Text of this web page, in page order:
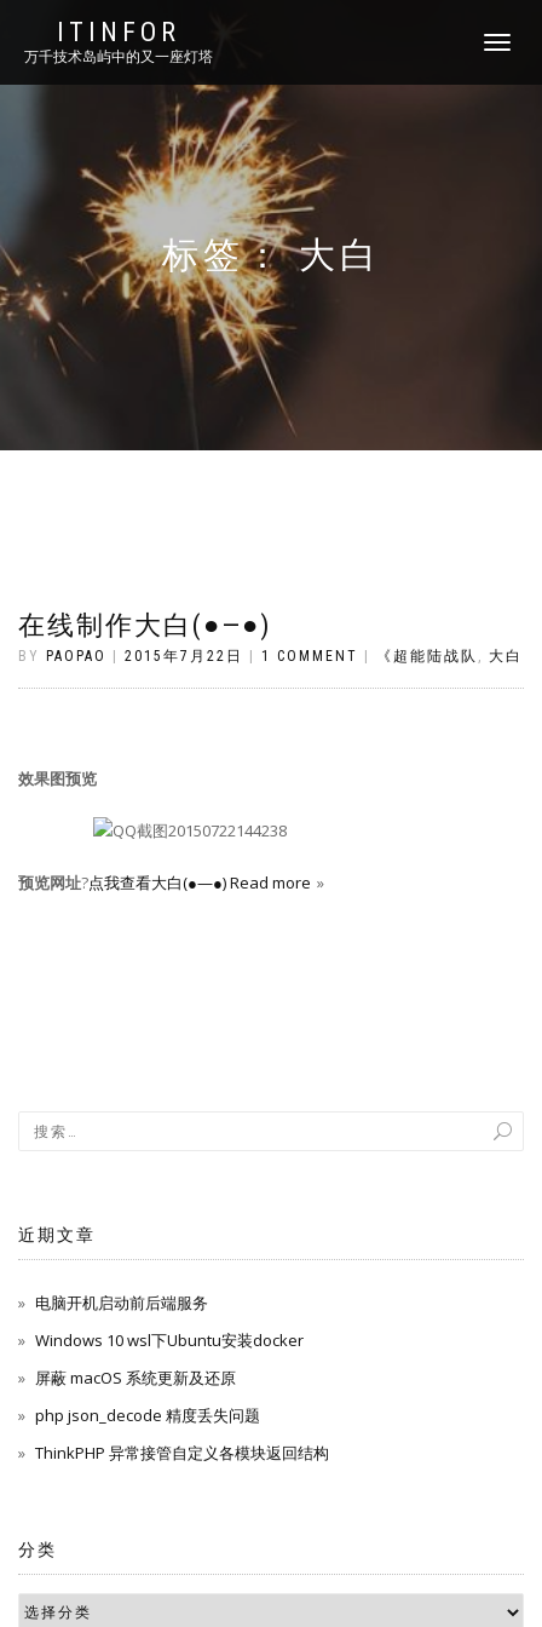
ITINFOR
万千技术岛屿中的又一座灯塔
TOGGLE
标签：大白
在线制作大白(●—●)
BY PAOPAO 2015年7月22日 1 COMMENT 《超能陆战队 , 大白
效果图预览
预览网址?点我查看大白(●—●)Read more
近期文章
电脑开机启动前后端服务
Windows 10 wsl下Ubuntu安装docker
屏蔽 macOS 系统更新及还原
php json_decode 精度丢失问题
ThinkPHP 异常接管自定义各模块返回结构
分类